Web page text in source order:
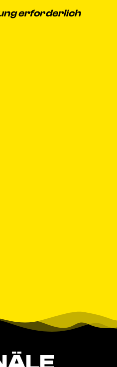
erforderlich